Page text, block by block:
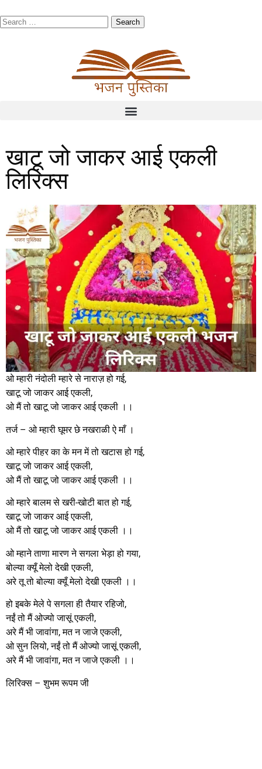
खाटू जो जाकर आई एकली
लिरिक्स
ओ म्हारी नंदोली म्हारे से नाराज़ हो गई,
खाटू जो जाकर आई एकली,
ओ मैं तो खाटू जो जाकर आई एकली ।।
तर्ज – ओ म्हारी घूमर छे नखराळी ऐ माँ ।
ओ म्हारे पीहर का के मन में तो खटास हो गई,
खाटू जो जाकर आई एकली,
ओ मैं तो खाटू जो जाकर आई एकली ।।
ओ म्हारे बालम से खरी-खोटी बात हो गई,
खाटू जो जाकर आई एकली,
ओ मैं तो खाटू जो जाकर आई एकली ।।
ओ म्हाने ताणा मारण ने सगला भेड़ा हो गया,
बोल्या क्यूँ मेलो देखी एकली,
अरे तू तो बोल्या क्यूँ मेलो देखी एकली ।।
हो इबके मेले पे सगला ही तैयार रहिजो,
नईं तो मैं ओज्यो जासूं एकली,
अरे मैं भी जावांगा, मत न जाजे एकली,
ओ सुन लियो, नईं तो मैं ओज्यो जासूं एकली,
अरे मैं भी जावांगा, मत न जाजे एकली ।।
लिरिक्स – शुभम रूपम जी